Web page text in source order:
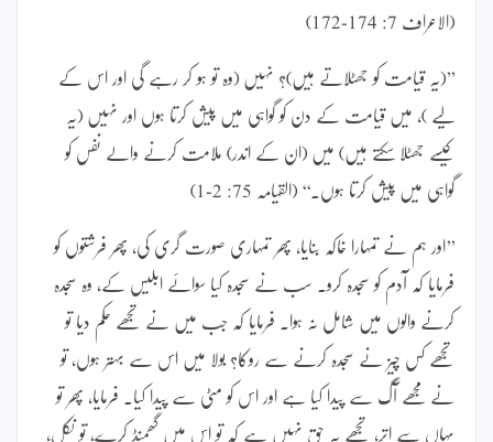
(الاعراف 7: 174-172)
’’(یہ قیامت کو جھٹلاتے ہیں)؟ نہیں (وہ تو ہو کر رہے گی اور اس کے
لیے )، میں قیامت کے دن کو گواہی میں پیش کرتا ہوں اور نہیں (یہ
کیسے جھٹلا سکتے ہیں) میں (ان کے اندر) ملامت کرنے والے نفس کو
گواہی میں پیش کرتا ہوں۔‘‘ (القیامہ 75: 2-1)
’’اور ہم نے تمہارا خاکہ بنایا، پھر تمہاری صورت گری کی، پھر فرشتوں کو
فرمایا کہ آدم کو سجدہ کرو۔ سب نے سجدہ کیا سوائے ابلیس کے، وہ سجدہ
کرنے والوں میں شامل نہ ہوا۔ فرمایا کہ جب میں نے تجھے حکم دیا تو
تجھے کس چیز نے سجدہ کرنے سے روکا؟ بولا میں اس سے بہتر ہوں، تو
نے مجھے آگ سے پیدا کیا ہے اور اس کو مٹی سے پیدا کیا۔ فرمایا، پھر تو
یہاں سے اتر، تجھے یہ حق نہیں ہے کہ تو اس میں گھمنڈ کرے، تو نکل،